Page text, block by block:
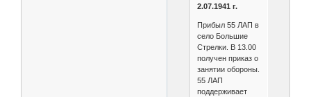
2.07.1941 г.
Прибыл 55 ЛАП в
село Большие
Стрелки. В 13.00
получен приказ о
занятии обороны.
55 ЛАП
поддерживает